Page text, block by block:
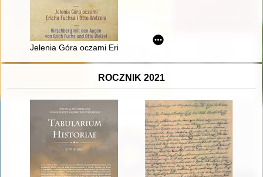
Jelenia Góra oczami Ericha Fuchsa i Otto Welzela =
ROCZNIK 2021